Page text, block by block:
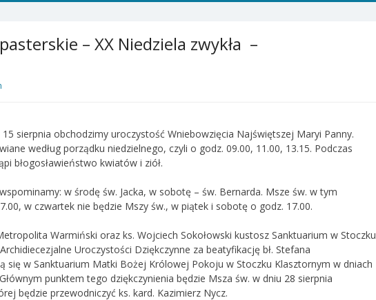
– XX Niedziela zwykła –
15 sierpnia obchodzimy uroczystość Wniebowzięcia Najświętszej Maryi Panny.
według porządku niedzielnego, czyli o godz. 09.00, 11.00, 13.15. Podczas
błogosławieństwo kwiatów i ziół.
w środę św. Jacka, w sobotę – św. Bernarda. Msze św. w tym
w czwartek nie będzie Mszy św., w piątek i sobotę o godz. 17.00.
Warmiński oraz ks. Wojciech Sokołowski kustosz Sanktuarium w Stoczku
Uroczystości Dziękczynne za beatyfikację bł. Stefana
się w Sanktuarium Matki Bożej Królowej Pokoju w Stoczku Klasztornym w dniach
punktem tego dziękczynienia będzie Msza św. w dniu 28 sierpnia
będzie przewodniczyć ks. kard. Kazimierz Nycz.